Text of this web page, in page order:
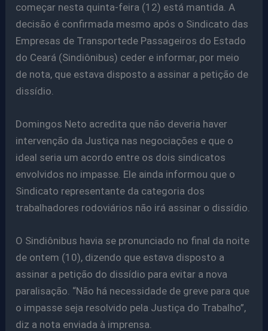
começar nesta quinta-feira (12) está mantida. A
decisão é confirmada mesmo após o Sindicato das
Empresas de Transportede Passageiros do Estado
do Ceará (Sindiônibus) ceder e informar, por meio
de nota, que estava disposto a assinar a petição de
dissídio.
Domingos Neto acredita que não deveria haver
intervenção da Justiça nas negociações e que o
ideal seria um acordo entre os dois sindicatos
envolvidos no impasse. Ele ainda informou que o
Sindicato representante da categoria dos
trabalhadores rodoviários não irá assinar o dissídio.
O Sindiônibus havia se pronunciado no final da noite
de ontem (10), dizendo que estava disposto a
assinar a petição do dissídio para evitar a nova
paralisação. “Não há necessidade de greve para que
o impasse seja resolvido pela Justiça do Trabalho”,
diz a nota enviada à imprensa.